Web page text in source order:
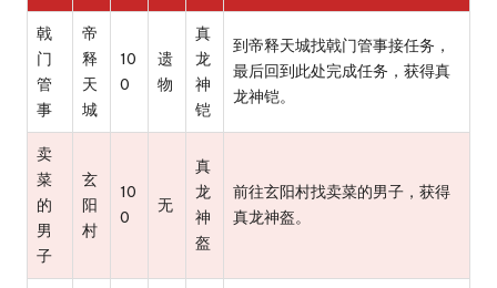
戟
门
管
事
帝
释
天
城
10
0
遗
物
真
龙
神
铠
到帝释天城找戟门管事接任务，
最后回到此处完成任务，获得真
龙神铠。
卖
菜
的
男
子
玄
阳
村
10
0
无
真
龙
神
盔
前往玄阳村找卖菜的男子，获得
真龙神盔。